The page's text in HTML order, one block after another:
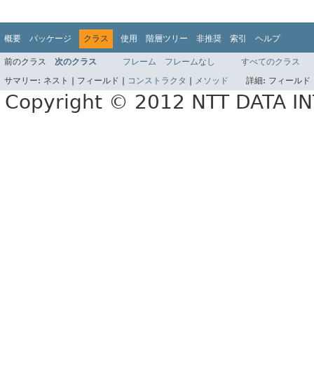
概要 パッケージ クラス 使用 階層ツリー 非推奨 索引 ヘルプ
前のクラス 次のクラス フレーム フレームなし
すべてのクラス
サマリー: ネスト | フィールド | コンストラクタ メソッド 詳細: フィール
Copyright © 2012 NTT DATA